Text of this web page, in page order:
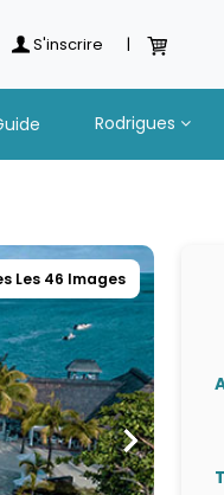
S'inscrire |
Rodrigues
Les 46 Images